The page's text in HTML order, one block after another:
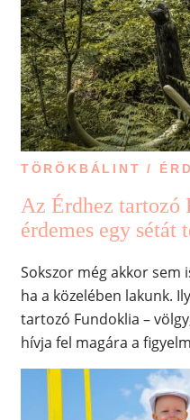
TÖRÖKBÁLINT /
Az Érdhez tartozó
érdemes egy sétát
Sokszor még akkor sem
ha a közelében lakunk.
tartozó Fundoklia –
hívja fel magára a